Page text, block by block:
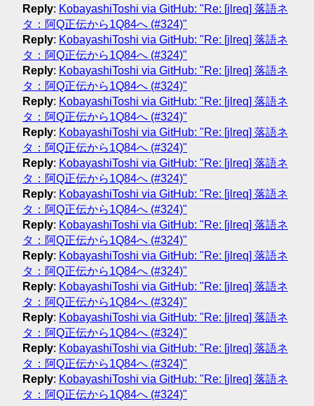
Reply: KobayashiToshi via GitHub: "Re: [jlreq] 落語ネ
タ：阿Q正伝から1Q84へ (#324)"
Reply: KobayashiToshi via GitHub: "Re: [jlreq] 落語ネ
タ：阿Q正伝から1Q84へ (#324)"
Reply: KobayashiToshi via GitHub: "Re: [jlreq] 落語ネ
タ：阿Q正伝から1Q84へ (#324)"
Reply: KobayashiToshi via GitHub: "Re: [jlreq] 落語ネ
タ：阿Q正伝から1Q84へ (#324)"
Reply: KobayashiToshi via GitHub: "Re: [jlreq] 落語ネ
タ：阿Q正伝から1Q84へ (#324)"
Reply: KobayashiToshi via GitHub: "Re: [jlreq] 落語ネ
タ：阿Q正伝から1Q84へ (#324)"
Reply: KobayashiToshi via GitHub: "Re: [jlreq] 落語ネ
タ：阿Q正伝から1Q84へ (#324)"
Reply: KobayashiToshi via GitHub: "Re: [jlreq] 落語ネ
タ：阿Q正伝から1Q84へ (#324)"
Reply: KobayashiToshi via GitHub: "Re: [jlreq] 落語ネ
タ：阿Q正伝から1Q84へ (#324)"
Reply: KobayashiToshi via GitHub: "Re: [jlreq] 落語ネ
タ：阿Q正伝から1Q84へ (#324)"
Reply: KobayashiToshi via GitHub: "Re: [jlreq] 落語ネ
タ：阿Q正伝から1Q84へ (#324)"
Reply: KobayashiToshi via GitHub: "Re: [jlreq] 落語ネ
タ：阿Q正伝から1Q84へ (#324)"
Reply: KobayashiToshi via GitHub: "Re: [jlreq] 落語ネ
タ：阿Q正伝から1Q84へ (#324)"